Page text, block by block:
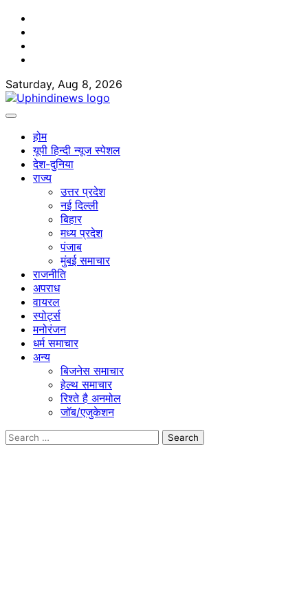
Skip
content
Saturday, Aug 8, 2026
होम
यूपी हिन्दी न्यूज स्पेशल
देश-दुनिया
राज्य
उत्तर प्रदेश
नई दिल्ली
बिहार
मध्य प्रदेश
पंजाब
मुंबई समाचार
राजनीति
अपराध
वायरल
स्पोर्ट्स
मनोरंजन
धर्म समाचार
अन्य
बिजनेस समाचार
हेल्थ समाचार
रिश्ते है अनमोल
जॉब/एजुकेशन
Search